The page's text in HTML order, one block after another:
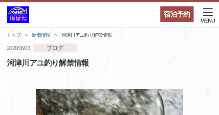
宿泊予約
MENU
トップ 新着情報 河津川アユ釣り解禁情報
2020/06/03 ブログ
河津川アユ釣り解禁情報